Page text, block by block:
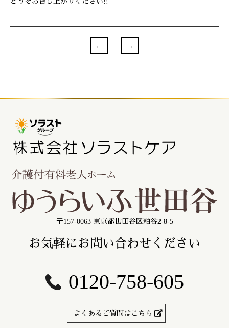
〒157-0063 東京都世田谷区粕谷2-8-5
お気軽にお問い合わせください
0120-758-605
よくあるご質問はこちら